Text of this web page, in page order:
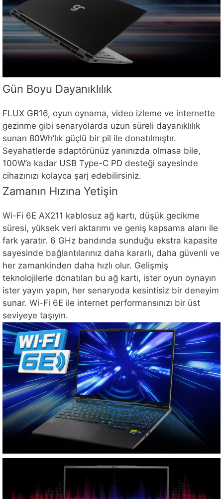
Gün Boyu Dayanıklılık
FLUX GR16, oyun oynama, video izleme ve internette
gezinme gibi senaryolarda uzun süreli dayanıklılık
sunan 80Wh’lık güçlü bir pil ile donatılmıştır.
Seyahatlerde adaptörünüz yanınızda olmasa bile,
100W’a kadar USB Type-C PD desteği sayesinde
cihazınızı kolayca şarj edebilirsiniz.
Zamanın Hızına Yetişin
Wi-Fi 6E AX211 kablosuz ağ kartı, düşük gecikme
süresi, yüksek veri aktarımı ve geniş kapsama alanı ile
fark yaratır. 6 GHz bandında sunduğu ekstra kapasite
sayesinde bağlantılarınız daha kararlı, daha güvenli ve
her zamankinden daha hızlı olur. Gelişmiş
teknolojilerle donatılan bu ağ kartı, ister oyun oynayın
ister yayın yapın, her senaryoda kesintisiz bir deneyim
sunar. Wi-Fi 6E ile internet performansınızı bir üst
seviyeye taşıyın.